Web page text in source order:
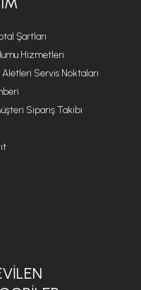
Şartları
Hizmetleri
Aletleri Servis Noktaları
Sipariş Takibi